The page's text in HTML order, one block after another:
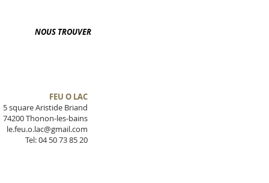
NOUS TROUVER
FEU O LAC
5 square Aristide Briand
74200 Thonon-les-bains
le.feu.o.lac@gmail.com
Tel: 04 50 73 85 20